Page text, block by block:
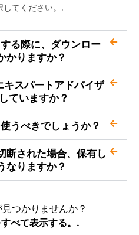
してください。.
る際に、ダウンロー
かりますか？
スパートアドバイザ
ていますか？
うべきでしょうか？
断された場合、保有し
なりますか？
つかりませんか？
べて表示する。.